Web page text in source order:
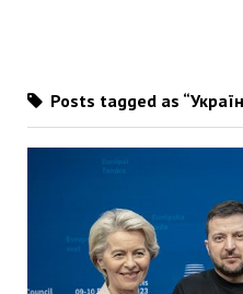
Posts tagged as